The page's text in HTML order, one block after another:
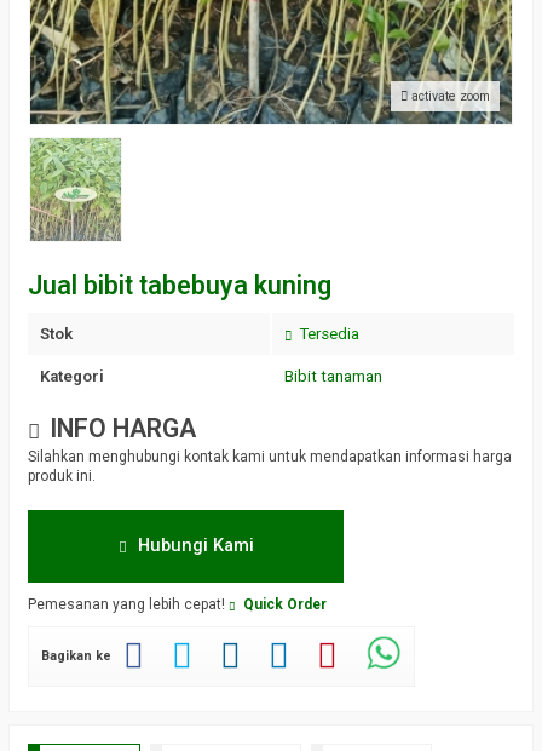
activate zoom
Jual bibit tabebuya kuning
Stok Tersedia
Kategori Bibit tanaman
INFO HARGA
Silahkan menghubungi kontak kami untuk mendapatkan informasi harga
produk ini.
Hubungi Kami
Pemesanan yang lebih cepat! Quick Order
Bagikan ke